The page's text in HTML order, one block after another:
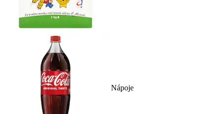
Nápoje